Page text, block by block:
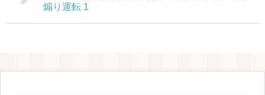
煽り運転 1